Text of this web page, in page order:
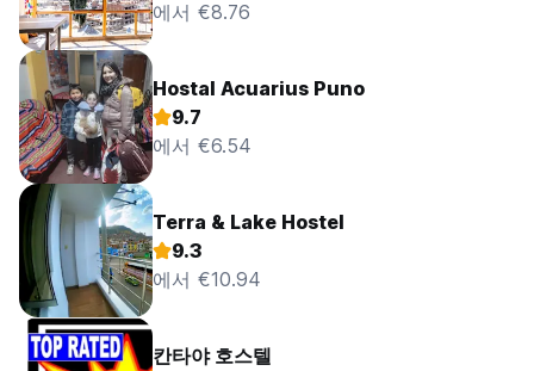
에서 €8.76
Hostal Acuarius Puno
9.7
에서 €6.54
Terra & Lake Hostel
9.3
에서 €10.94
칸타야 호스텔